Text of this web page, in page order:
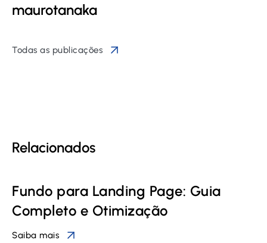
maurotanaka
Todas as publicações
Relacionados
Fundo para Landing Page: Guia
Completo e Otimização
Saiba mais